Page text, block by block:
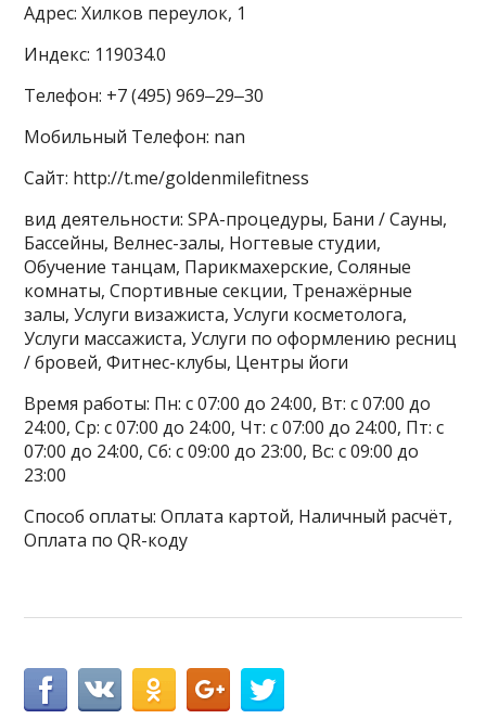
Адрес: Хилков переулок, 1
Индекс: 119034.0
Телефон: +7 (495) 969‒29‒30
Мобильный Телефон: nan
Сайт: http://t.me/goldenmilefitness
вид деятельности: SPA-процедуры, Бани / Сауны,
Бассейны, Велнес-залы, Ногтевые студии,
Обучение танцам, Парикмахерские, Соляные
комнаты, Спортивные секции, Тренажёрные
залы, Услуги визажиста, Услуги косметолога,
Услуги массажиста, Услуги по оформлению ресниц
/ бровей, Фитнес-клубы, Центры йоги
Время работы: Пн: с 07:00 до 24:00, Вт: с 07:00 до
24:00, Ср: с 07:00 до 24:00, Чт: с 07:00 до 24:00, Пт: с
07:00 до 24:00, Сб: с 09:00 до 23:00, Вс: с 09:00 до
23:00
Способ оплаты: Оплата картой, Наличный расчёт,
Оплата по QR-коду